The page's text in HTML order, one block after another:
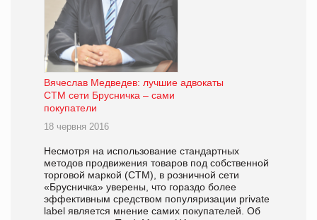
Вячеслав Медведев: лучшие адвокаты
СТМ сети Брусничка – сами
покупатели
18 червня 2016
Несмотря на использование стандартных
методов продвижения товаров под собственной
торговой маркой (СТМ), в розничной сети
«Брусничка» уверены, что гораздо более
эффективным средством популяризации private
label является мнение самих покупателей. Об